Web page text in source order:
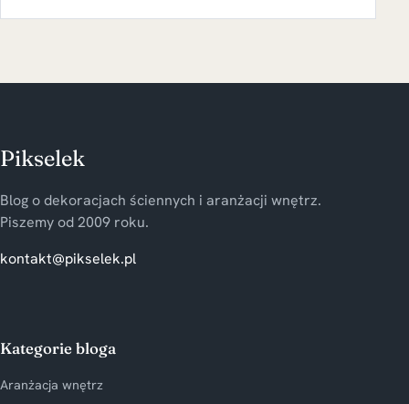
Pikselek
Blog o dekoracjach ściennych i aranżacji wnętrz.
Piszemy od 2009 roku.
kontakt@pikselek.pl
Kategorie bloga
Aranżacja wnętrz